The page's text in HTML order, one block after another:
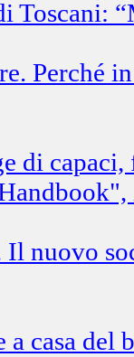
Toscani:
Perché
di
nuovo
a casa